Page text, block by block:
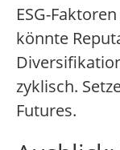
ESG-
könnte
zyklisch.
Futures.